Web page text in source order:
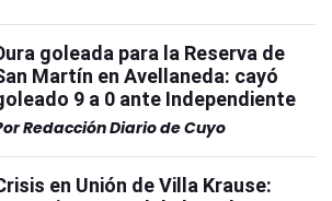
goleada para la Reserva de
Martín en Avellaneda: cayó
9 a 0 ante Independiente
Redacción Diario de Cuyo
en Unión de Villa Krause: